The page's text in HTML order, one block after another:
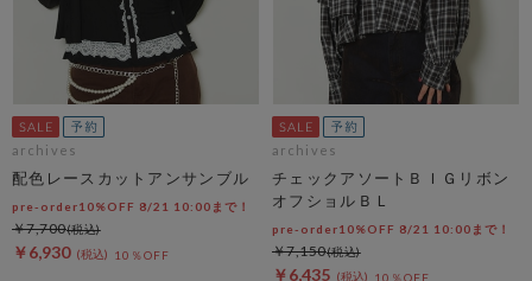
archives
配色レースカットアンサンブル
pre-order10%OFF 8/21 10:00まで！
￥6,930 10％OFF
￥7,700
archives
チェックアソートＢＩＧリボン
オフショルＢＬ
pre-order10%OFF 8/21 10:00まで！
￥6,435 10％OFF
￥7,150